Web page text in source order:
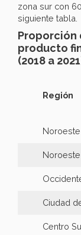
zona sur con
siguiente tabla.
Proporción
producto
(2018 a
Región
Noroeste
Noroeste
Ciudad
Centro